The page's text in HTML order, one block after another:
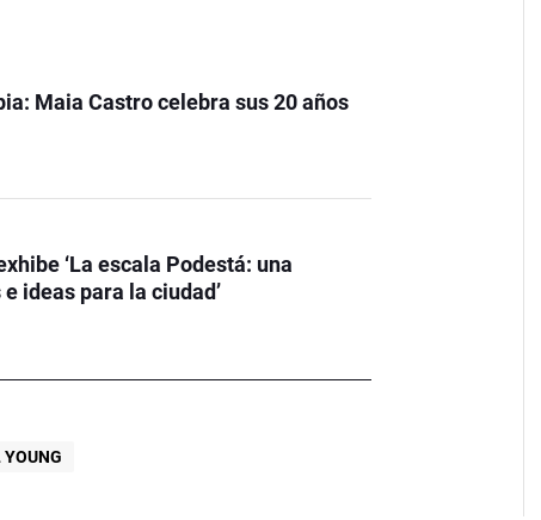
Maia Castro celebra sus 20 años
‘La escala Podestá: una
ideas para la ciudad’
YOUNG